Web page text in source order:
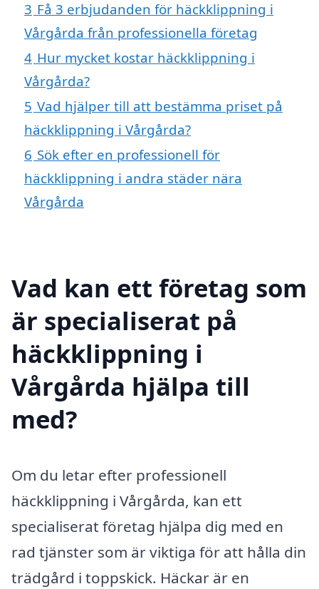
3 Få 3 erbjudanden för häckklippning i
Vårgårda från professionella företag
4 Hur mycket kostar häckklippning i
Vårgårda?
5 Vad hjälper till att bestämma priset på
häckklippning i Vårgårda?
6 Sök efter en professionell för
häckklippning i andra städer nära
Vårgårda
Vad kan ett företag som
är specialiserat på
häckklippning i
Vårgårda hjälpa till
med?
Om du letar efter professionell
häckklippning i Vårgårda, kan ett
specialiserat företag hjälpa dig med en
rad tjänster som är viktiga för att hålla din
trädgård i toppskick. Häckar är en